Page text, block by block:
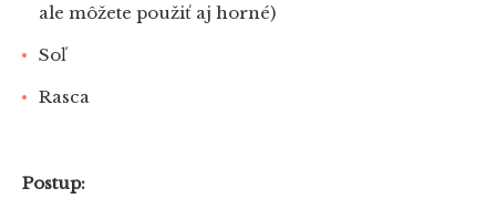
ale môžete použiť aj horné)
Soľ
Rasca
Postup: